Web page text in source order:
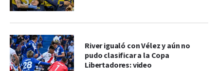
River igualó con Vélez y aún no
pudo clasificar a la Copa
Libertadores: video